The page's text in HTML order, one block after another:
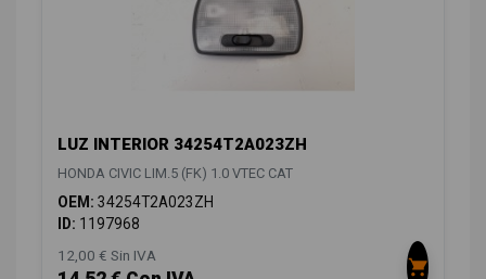
LUZ INTERIOR 34254T2A023ZH
HONDA CIVIC LIM.5 (FK) 1.0 VTEC CAT
OEM: 34254T2A023ZH
ID: 1197968
12,00 € Sin IVA